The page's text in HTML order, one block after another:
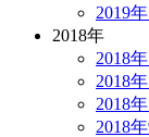
2019
2018年
2018
2018
2018
2018